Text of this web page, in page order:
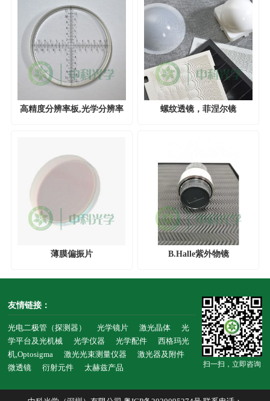
高精度分辨率板,光学分辨率
螺纹透镜，菲涅尔镜
薄膜偏振片 B.Halle紫外物镜
友情链接：
光电二极管（探测器） 光学镜片 激光晶体
光
学平台及光机械
光学仪器 光学配件
西格玛光
机,Optosigma
激光光束测量仪器
激光器及附件
微透镜
衍射元件 太赫兹产品 扫一扫，立即咨询